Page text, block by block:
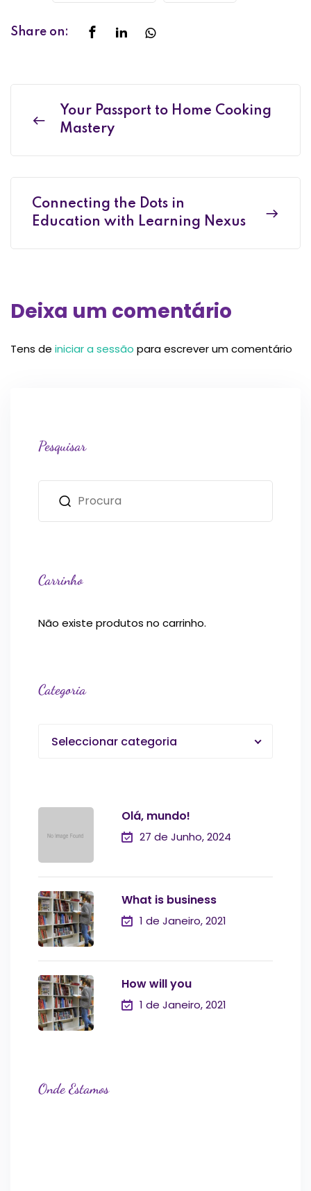
Share on:
Your Passport to Home Cooking
Mastery
Connecting the Dots in
Education with Learning Nexus
Deixa um comentário
Tens de iniciar a sessão para escrever um comentário
Pesquisar
Carrinho
Não existe produtos no carrinho.
Categoria
Seleccionar categoria
Olá, mundo!
27 de Junho, 2024
What is business
1 de Janeiro, 2021
How will you
1 de Janeiro, 2021
Onde Estamos